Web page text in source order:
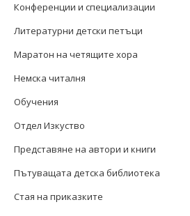
Конференции и специализации
Литературни детски петъци
Маратон на четящите хора
Немска читалня
Обучения
Отдел Изкуство
Представяне на автори и книги
Пътуващата детска библиотека
Стая на приказките